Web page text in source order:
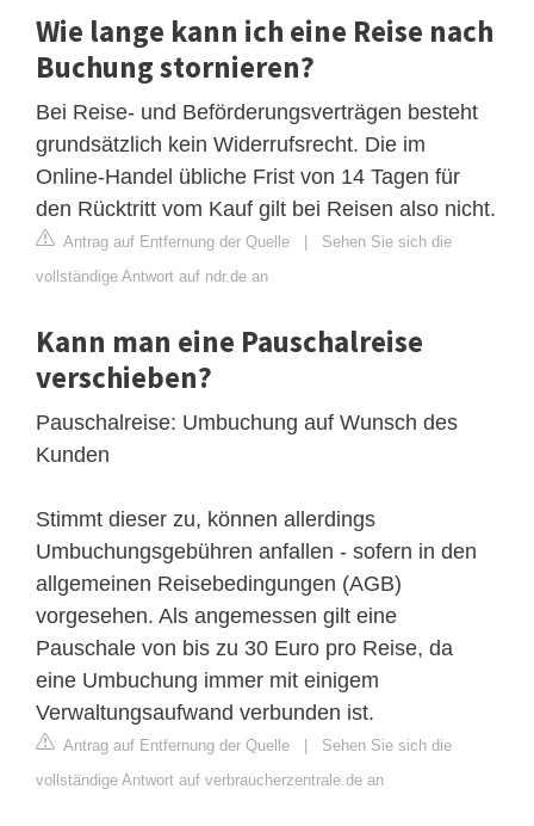
Wie lange kann ich eine Reise nach
Buchung stornieren?
Bei Reise- und Beförderungsverträgen besteht
grundsätzlich kein Widerrufsrecht. Die im
Online-Handel übliche Frist von 14 Tagen für
den Rücktritt vom Kauf gilt bei Reisen also nicht.
Antrag auf Entfernung der Quelle | Sehen Sie sich die
vollständige Antwort auf ndr.de an
Kann man eine Pauschalreise
verschieben?
Pauschalreise: Umbuchung auf Wunsch des
Kunden
Stimmt dieser zu, können allerdings
Umbuchungsgebühren anfallen - sofern in den
allgemeinen Reisebedingungen (AGB)
vorgesehen. Als angemessen gilt eine
Pauschale von bis zu 30 Euro pro Reise, da
eine Umbuchung immer mit einigem
Verwaltungsaufwand verbunden ist.
Antrag auf Entfernung der Quelle | Sehen Sie sich die
vollständige Antwort auf verbraucherzentrale.de an